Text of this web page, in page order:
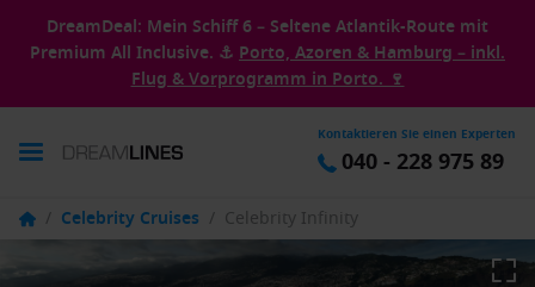
DreamDeal: Mein Schiff 6 – Seltene Atlantik-Route mit
Premium All Inclusive. ⚓ Porto, Azoren & Hamburg – inkl.
Flug & Vorprogramm in Porto. 🍷
Kontaktieren Sie einen Experten
040 - 228 975 89
/ Celebrity Cruises / Celebrity Infinity